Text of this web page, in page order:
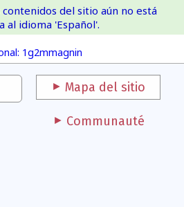
France-IOI
1g2mmagnin
del sitio aún no está
al idioma 'Español'.
Mapa del sitio
Communauté